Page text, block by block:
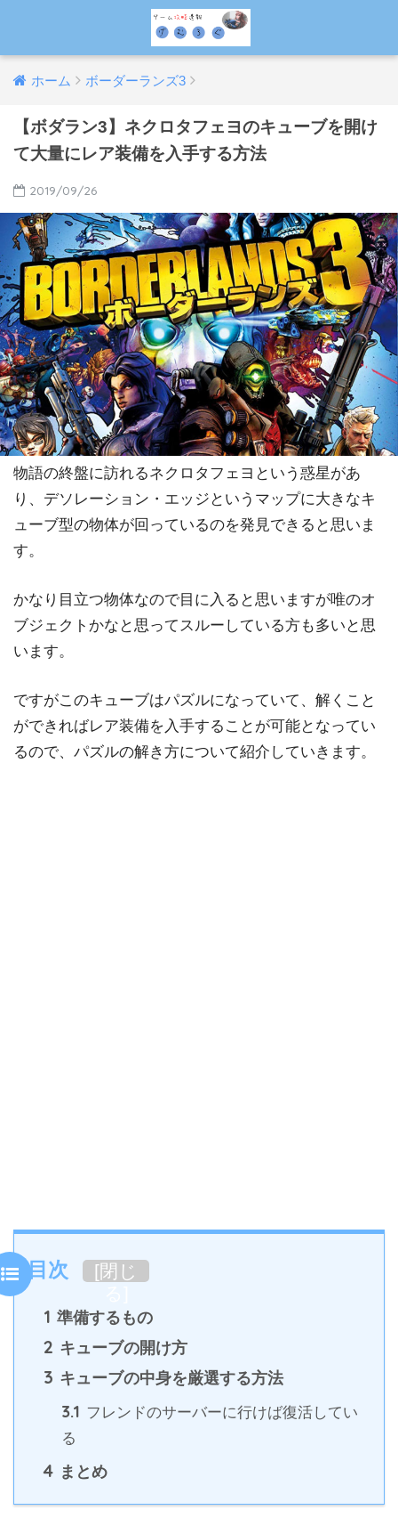
ホーム ボーダーランズ3
【ボダラン3】ネクロタフェヨのキューブを開け
て大量にレア装備を入手する方法
2019/09/26
物語の終盤に訪れるネクロタフェヨという惑星があ
り、デソレーション・エッジというマップに大きなキ
ューブ型の物体が回っているのを発見できると思いま
す。
かなり目立つ物体なので目に入ると思いますが唯のオ
ブジェクトかなと思ってスルーしている方も多いと思
います。
ですがこのキューブはパズルになっていて、解くこと
ができればレア装備を入手することが可能となってい
るので、パズルの解き方について紹介していきます。
目次 [閉じ
1 準備するもの
2 キューブの開け方
3 キューブの中身を厳選する方法
3.1 フレンドのサーバーに行けば復活してい
る
4 まとめ